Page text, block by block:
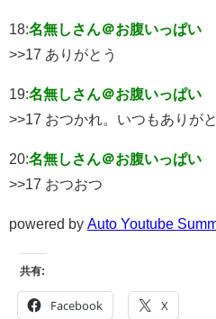
18:名無しさん＠お腹いっぱい
>>17 ありがとう
19:名無しさん＠お腹いっぱい
>>17 おつかれ。いつもありがと
20:名無しさん＠お腹いっぱい
>>17 おつおつ
powered by Auto Youtube
共有:
Facebook X